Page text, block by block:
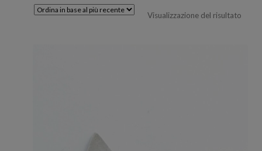
Visualizzazione del risultato